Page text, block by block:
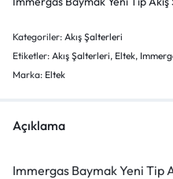
Kategoriler: Akış Şalterleri
Etiketler: Akış Şalterleri, Eltek,
Marka: Eltek
Açıklama
Immergas Baymak Yeni Tip